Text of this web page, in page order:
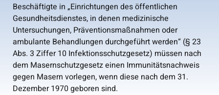
Beschäftigte in „Einrichtungen des öffentlichen
Gesundheitsdienstes, in denen medizinische
Untersuchungen, Präventionsmaßnahmen oder
ambulante Behandlungen durchgeführt werden“ (§ 23
Abs. 3 Ziffer 10 Infektionsschutzgesetz) müssen nach
dem Masernschutzgesetz einen Immunitätsnachweis
gegen Masern vorlegen, wenn diese nach dem 31.
Dezember 1970 geboren sind.